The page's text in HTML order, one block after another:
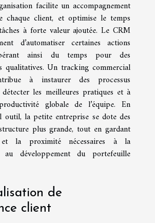
facilite un accompagnement
chaque client, et optimise le temps
à forte valeur ajoutée. Le CRM
d’automatiser certaines actions
ainsi du temps pour des
qualitatives. Un tracking commercial
à instaurer des processus
les meilleures pratiques et à
globale de l’équipe. En
outil, la petite entreprise se dote des
plus grande, tout en gardant
la proximité nécessaires à la
développement du portefeuille
de
client